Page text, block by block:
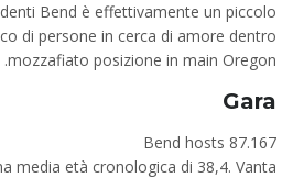
Bend è effettivamente un piccolo
di persone in cerca di amore dentro
mozzafiato posizione in main Oregon.
Gara
Bend hosts 87.167
media età cronologica di 38,4. Vanta